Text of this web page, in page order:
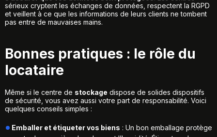
sérieux cryptent les échanges de données, respectent la RGPD
et veillent à ce que les informations de leurs clients ne tombent
pas entre de mauvaises mains.
Bonnes pratiques : le rôle du
locataire
Même si le centre de stockage dispose de solides dispositifs
de sécurité, vous avez aussi votre part de responsabilité. Voici
quelques conseils simples :
Emballer et étiqueter vos biens : Un bon emballage protège